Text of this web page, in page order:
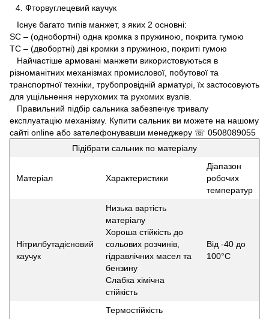
Фторвуглецевий каучук
Існує багато типів манжет, з яких 2 основні:
SC – (однобортні) одна кромка з пружиною, покрита гумою
TC – (двобортні) дві кромки з пружиною, покриті гумою
Найчастіше армовані манжети використовуються в
різноманітних механізмах промислової, побутової та
транспортної техніки, трубопровідній арматурі, їх застосовують
для ущільнення нерухомих та рухомих вузлів.
Правильний підбір сальника забезпечує тривалу
експлуатацію механізму. Купити сальник ви можете на нашому
сайті online або зателефонувавши менеджеру ☏ 0508089055
Підібрати сальник по матеріалу
Матеріал Характеристики
Діапазон
робочих
температур
Нітрилбутадієновий
каучук
Низька вартість
матеріалу
Хороша стійкість до
сольових розчинів,
гідравлічних масел та
бензину
Слабка хімічна
стійкість
Від -40 до
100°С
Термостійкість